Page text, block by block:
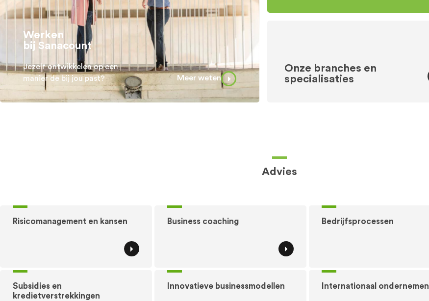
Werken
bij Sanacount
Jezelf ontwikkelen op een
manier de bij jou past?
Meer weten
Onze branches en
specialisaties
Advies
Risicomanagement en kansen Business coaching Bedrijfsprocessen
Subsidies en
kredietverstrekkingen
Innovatieve businessmodellen Internationaal ondernemen